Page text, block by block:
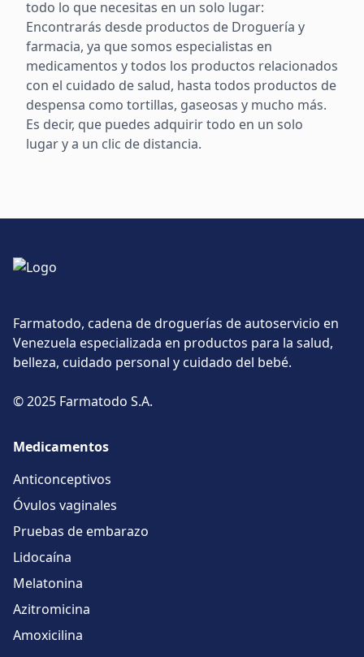
todo lo que necesitas en un solo lugar:
Encontrarás desde productos de Droguería y
farmacia, ya que somos especialistas en
medicamentos y todos los productos relacionados
con el cuidado de salud, hasta todos productos de
despensa como tortillas, gaseosas y mucho más.
Es decir, que puedes adquirir todo en un solo
lugar y a un clic de distancia.
Farmatodo, cadena de droguerías de autoservicio en
Venezuela especializada en productos para la salud,
belleza, cuidado personal y cuidado del bebé.
© 2025 Farmatodo S.A.
Medicamentos
Anticonceptivos
Óvulos vaginales
Pruebas de embarazo
Lidocaína
Melatonina
Azitromicina
Amoxicilina